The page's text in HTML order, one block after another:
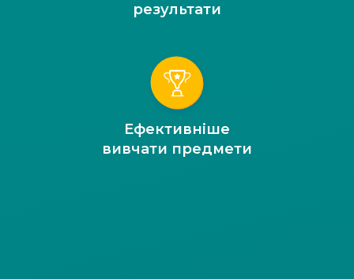
результати
Ефективніше
вивчати предмети